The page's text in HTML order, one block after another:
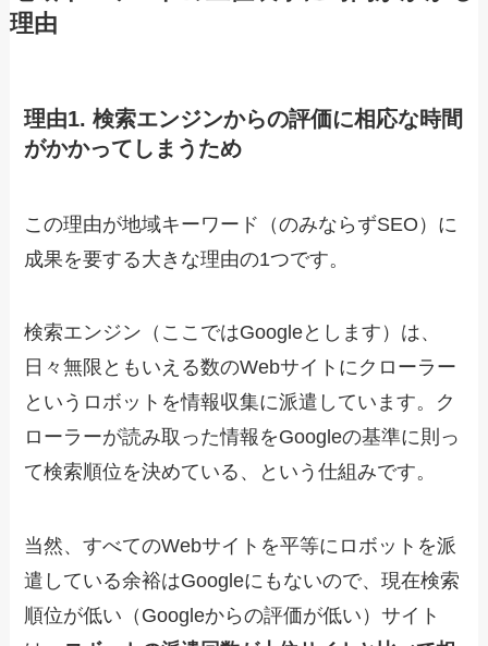
理由
理由1. 検索エンジンからの評価に相応な時間
がかかってしまうため
この理由が地域キーワード（のみならずSEO）に
成果を要する大きな理由の1つです。
検索エンジン（ここではGoogleとします）は、
日々無限ともいえる数のWebサイトにクローラー
というロボットを情報収集に派遣しています。ク
ローラーが読み取った情報をGoogleの基準に則っ
て検索順位を決めている、という仕組みです。
当然、すべてのWebサイトを平等にロボットを派
遣している余裕はGoogleにもないので、現在検索
順位が低い（Googleからの評価が低い）サイト